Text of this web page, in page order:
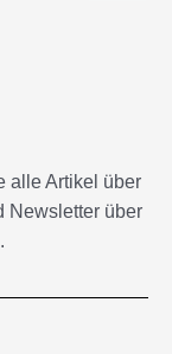
alle Artikel über
Newsletter über